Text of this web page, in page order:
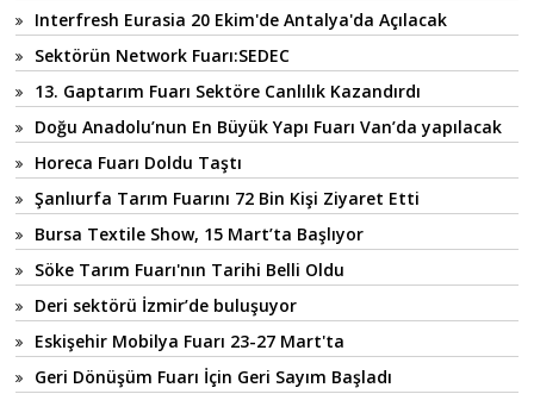
Interfresh Eurasia 20 Ekim'de Antalya'da Açılacak
Sektörün Network Fuarı:SEDEC
13. Gaptarım Fuarı Sektöre Canlılık Kazandırdı
Doğu Anadolu’nun En Büyük Yapı Fuarı Van’da yapılacak
Horeca Fuarı Doldu Taştı
Şanlıurfa Tarım Fuarını 72 Bin Kişi Ziyaret Etti
Bursa Textile Show, 15 Mart’ta Başlıyor
Söke Tarım Fuarı'nın Tarihi Belli Oldu
Deri sektörü İzmir’de buluşuyor
Eskişehir Mobilya Fuarı 23-27 Mart'ta
Geri Dönüşüm Fuarı İçin Geri Sayım Başladı